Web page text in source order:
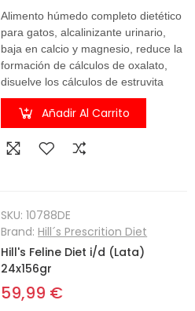
Alimento húmedo completo dietético
para gatos, alcalinizante urinario,
baja en calcio y magnesio, reduce la
formación de cálculos de oxalato,
disuelve los cálculos de estruvita
Añadir Al Carrito
SKU:10788DE
Brand:Hill´s Prescrition Diet
Hill's Feline Diet i/d (Lata)
24x156gr
59,99 €